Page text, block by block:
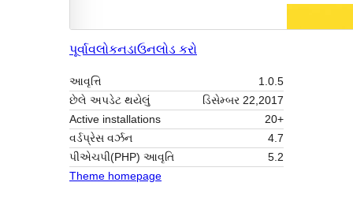
પૂર્વાવલોકનડાઉનલોડ કરો
આવૃત્તિ
1.0.5
છેલે અપડેટ થયેલું
ડિસેમ્બર 22,2017
Active installations
20+
વર્ડપ્રેસ વર્ઝન
4.7
પીએચપી(PHP) આવૃતિ
5.2
Theme homepage